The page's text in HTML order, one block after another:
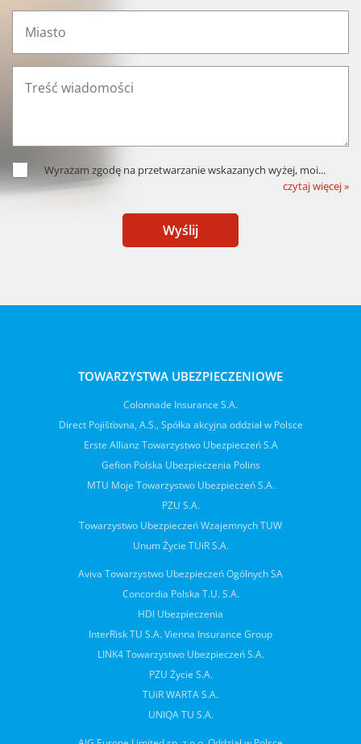
Wyrażam zgodę na przetwarzanie wskazanych wyżej, moi...
czytaj więcej »
Wyślij
TOWARZYSTWA UBEZPIECZENIOWE
Colonnade Insurance S.A.
Direct Pojišťovna, A.S., Spółka akcyjna oddział w Polsce
Erste Allianz Towarzystwo Ubezpieczeń S.A
Gefion Polska Ubezpieczenia Polins
MTU Moje Towarzystwo Ubezpieczeń S.A.
PZU S.A.
Towarzystwo Ubezpieczeń Wzajemnych TUW
Unum Życie TUiR S.A.
Aviva Towarzystwo Ubezpieczeń Ogólnych SA
Concordia Polska T.U. S.A.
HDI Ubezpieczenia
InterRisk TU S.A. Vienna Insurance Group
LINK4 Towarzystwo Ubezpieczeń S.A.
PZU Życie S.A.
TUiR WARTA S.A.
UNIQA TU S.A.